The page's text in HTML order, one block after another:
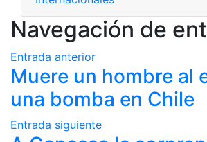
Navegación de
Entrada anterior
Muere un hombre al
una bomba en Chile
Entrada siguiente